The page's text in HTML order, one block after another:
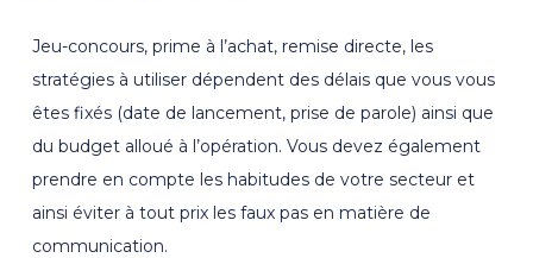
Jeu-concours, prime à l’achat, remise directe, les
stratégies à utiliser dépendent des délais que vous vous
êtes fixés (date de lancement, prise de parole) ainsi que
du budget alloué à l’opération. Vous devez également
prendre en compte les habitudes de votre secteur et
ainsi éviter à tout prix les faux pas en matière de
communication.